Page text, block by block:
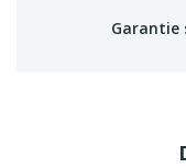
Garantie